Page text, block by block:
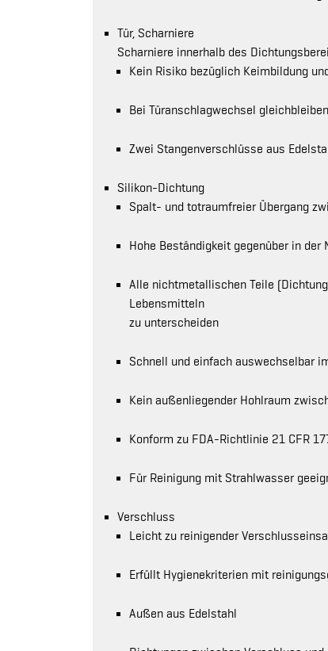
Tür, Scharniere
Scharniere innerhalb des
Kein Risiko bezüglich Keimbildung
Bei Türanschlagwechsel
Zwei Stangenverschlüsse aus
Silikon-Dichtung
Spalt- und totraumfreier Übergang
Hohe Beständigkeit gegenüber in
Alle nichtmetallischen Teile
Lebensmitteln
zu unterscheiden
Schnell und einfach auswechselbar
Kein außenliegender Hohlraum
Konform zu FDA-Richtlinie 21 CFR
Für Reinigung mit Strahlwasser
Verschluss
Leicht zu reinigender
Erfüllt Hygienekriterien mit
Außen aus Edelstahl